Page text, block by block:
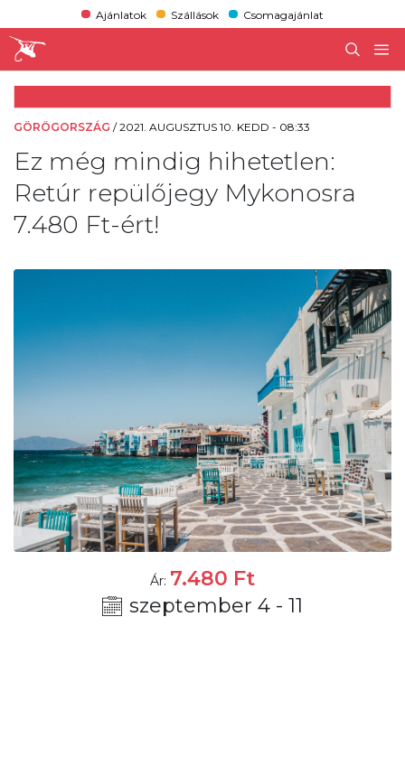
Ajánlatok Szállások Csomagajánlat
GÖRÖGORSZÁG /2021. AUGUSZTUS 10. KEDD - 08:33
Ez még mindig hihetetlen:
Retúr repülőjegy Mykonosra
7.480 Ft-ért!
Ár: 7.480 Ft
szeptember 4 - 11